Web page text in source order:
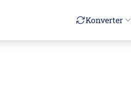
Konverter